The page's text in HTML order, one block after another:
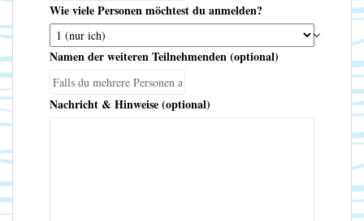
Wie viele Personen möchtest du anmelden?
Namen der weiteren Teilnehmenden(optional)
Nachricht & Hinweise (optional)